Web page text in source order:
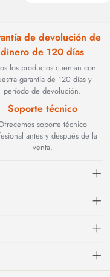
de devolución de
dinero de 120 días
los productos cuentan con
garantía de 120 días y
período de devolución.
Soporte técnico
soporte técnico
antes y después de la
venta.
INTERNATIONAL LIMITED
ampliamos